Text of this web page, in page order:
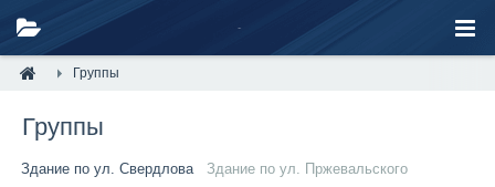
Группы
Группы
Здание по ул. Свердлова Здание по ул. Пржевальского